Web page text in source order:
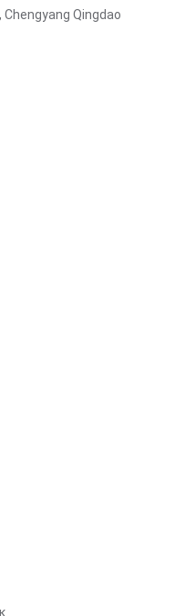
Chengyang Qingdao